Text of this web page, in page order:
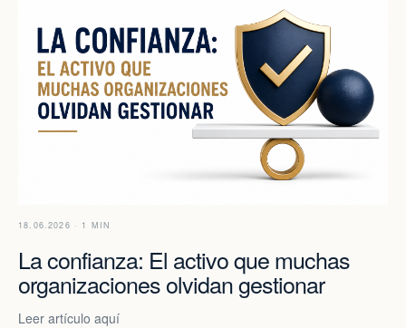
18.06.2026 · 1 MIN
La confianza: El activo que muchas
organizaciones olvidan gestionar
Leer artículo aquí